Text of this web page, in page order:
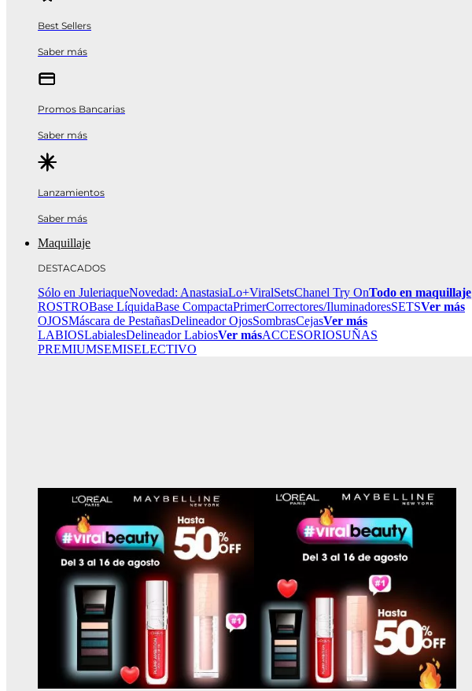
Best Sellers
Saber más
Promos Bancarias
Saber más
Lanzamientos
Saber más
Maquillaje
DESTACADOS
Sólo en JuleriaqueNovedad: AnastasiaLo+ViralSetsChanel Try OnTodo en maquillaje
ROSTROBase LíquidaBase CompactaPrimerCorrectores/IluminadoresSETSVer más
OJOSMáscara de PestañasDelineador OjosSombrasCejasVer más
LABIOSLabialesDelineador LabiosVer másACCESORIOSUÑAS
PREMIUMSEMISELECTIVO